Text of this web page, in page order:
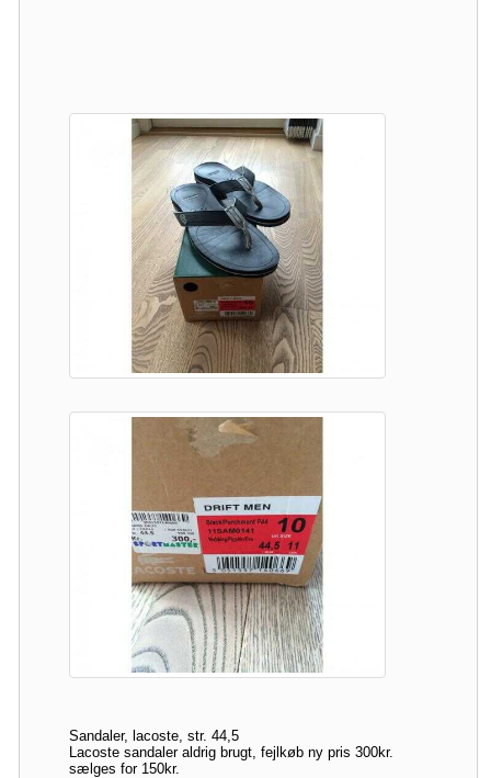
Sandaler, lacoste, str. 44,5
Lacoste sandaler aldrig brugt, fejlkøb ny pris 300kr.
sælges for 150kr.